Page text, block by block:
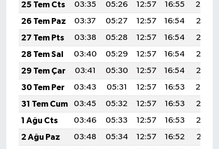
25 Tem Cts
03:35 05:26 12:57 16:55
20:19
26 Tem Paz
03:37 05:27 12:57 16:54
20:18
27 Tem Pts
03:38 05:28 12:57 16:54
20:17
28 Tem Sal
03:40 05:29 12:57 16:54
20:16
29 Tem Çar
03:41 05:30 12:57 16:54
20:15
30 Tem Per
03:43 05:31 12:57 16:53
20:14
31 Tem Cum
03:45 05:32 12:57 16:53
20:13
1 Ağu Cts
03:46 05:33 12:57 16:53
20:12
2 Ağu Paz
03:48 05:34 12:57 16:52
20:11
Sağlık
SİYASET
Spor
Ulusal
Yaşam